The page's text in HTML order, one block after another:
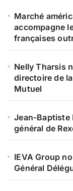
Marché
accompagne
françaises
Nelly Tharsis
directoire de
Mutuel
Jean-Baptiste
général de
IEVA Group
Général